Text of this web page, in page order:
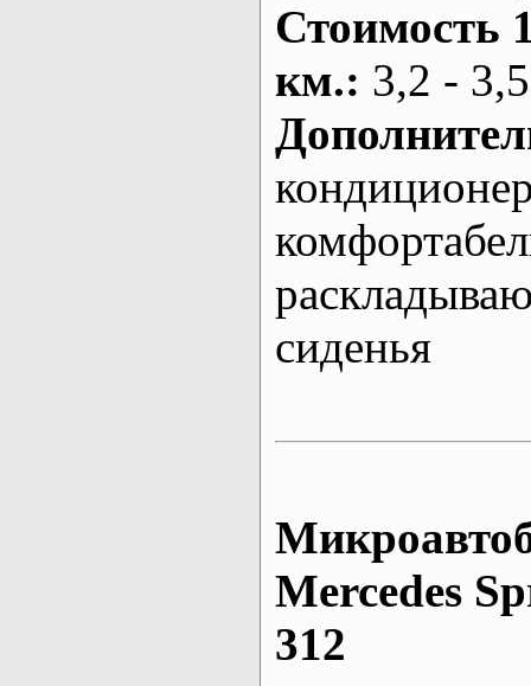
Стоимость
км.: 3,2 -
сиденья
Mеrcedes
312